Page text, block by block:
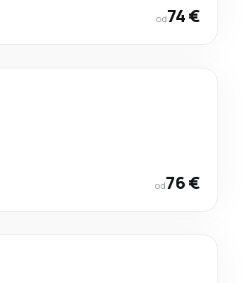
od74 €
od76 €